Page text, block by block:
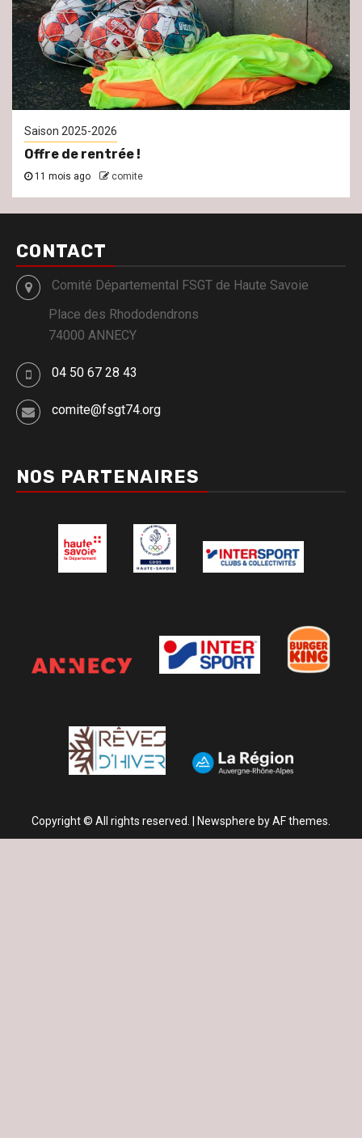
Saison 2025-2026
Offre de rentrée !
11 mois ago comite
CONTACT
Comité Départemental FSGT de Haute Savoie
Place des Rhododendrons
74000 ANNECY
04 50 67 28 43
comite@fsgt74.org
NOS PARTENAIRES
Copyright © All rights reserved. Newsphere by AF themes.